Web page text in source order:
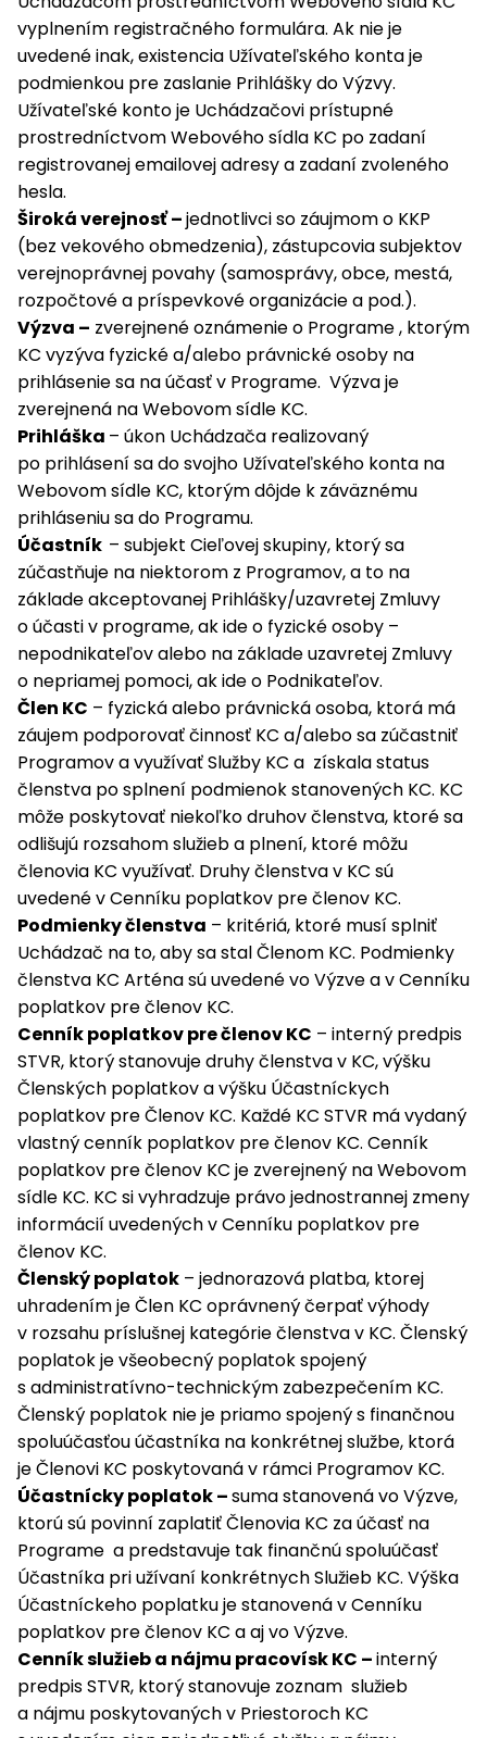
vyplnením registračného formulára. Ak nie je
uvedené inak, existencia Užívateľského konta je
podmienkou pre zaslanie Prihlášky do Výzvy.
Užívateľské konto je Uchádzačovi prístupné
prostredníctvom Webového sídla KC po zadaní
registrovanej emailovej adresy a zadaní zvoleného
hesla.
Široká verejnosť –jednotlivci so záujmom o KKP
(bez vekového obmedzenia), zástupcovia subjektov
verejnoprávnej povahy (samosprávy, obce, mestá,
rozpočtové a príspevkové organizácie a pod.).
Výzva – zverejnené oznámenie o Programe , ktorým
KC vyzýva fyzické a/alebo právnické osoby na
prihlásenie sa na účasť v Programe. Výzva je
zverejnená na Webovom sídle KC.
Prihláška – úkon Uchádzača realizovaný
po prihlásení sa do svojho Užívateľského konta na
Webovom sídle KC, ktorým dôjde k záväznému
prihláseniu sa do Programu.
Účastník – subjekt Cieľovej skupiny, ktorý sa
zúčastňuje na niektorom z Programov, a to na
základe akceptovanej Prihlášky/uzavretej Zmluvy
o účasti v programe, ak ide o fyzické osoby –
nepodnikateľov alebo na základe uzavretej Zmluvy
o nepriamej pomoci, ak ide o Podnikateľov.
Člen KC – fyzická alebo právnická osoba, ktorá má
záujem podporovať činnosť KC a/alebo sa zúčastniť
Programov a využívať Služby KC a získala status
členstva po splnení podmienok stanovených KC. KC
môže poskytovať niekoľko druhov členstva, ktoré sa
odlišujú rozsahom služieb a plnení, ktoré môžu
členovia KC využívať. Druhy členstva v KC sú
uvedené v Cenníku poplatkov pre členov KC.
Podmienky členstva – kritériá, ktoré musí splniť
Uchádzač na to, aby sa stal Členom KC. Podmienky
členstva KC Arténa sú uvedené vo Výzve a v Cenníku
poplatkov pre členov KC.
Cenník poplatkov pre členov KC – interný predpis
STVR, ktorý stanovuje druhy členstva v KC, výšku
Členských poplatkov a výšku Účastníckych
poplatkov pre Členov KC. Každé KC STVR má vydaný
vlastný cenník poplatkov pre členov KC. Cenník
poplatkov pre členov KC je zverejnený na Webovom
sídle KC. KC si vyhradzuje právo jednostrannej zmeny
informácií uvedených v Cenníku poplatkov pre
členov KC.
Členský poplatok – jednorazová platba, ktorej
uhradením je Člen KC oprávnený čerpať výhody
v rozsahu príslušnej kategórie členstva v KC. Členský
poplatok je všeobecný poplatok spojený
s administratívno-technickým zabezpečením KC.
Členský poplatok nie je priamo spojený s finančnou
spoluúčasťou účastníka na konkrétnej službe, ktorá
je Členovi KC poskytovaná v rámci Programov KC.
Účastnícky poplatok –suma stanovená vo Výzve,
ktorú sú povinní zaplatiť Členovia KC za účasť na
Programe a predstavuje tak finančnú spoluúčasť
Účastníka pri užívaní konkrétnych Služieb KC. Výška
Účastníckeho poplatku je stanovená v Cenníku
poplatkov pre členov KC a aj vo Výzve.
Cenník služieb a nájmu pracovísk KC –interný
predpis STVR, ktorý stanovuje zoznam služieb
a nájmu poskytovaných v Priestoroch KC